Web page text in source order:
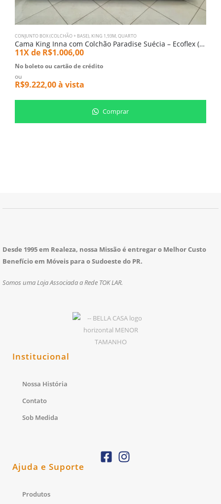
CONJUNTO BOX (COLCHÃO + BASE), KING 1,93M,QUARTO
Cama King Inna com Colchão Paradise Suécia – Ecoflex (1335-5838)
11X de R$1.006,00
No boleto ou cartão de crédito
ou
R$9.222,00à vista
Comprar
Desde 1995 em Realeza, nossa Missão é entregar o Melhor Custo
Benefício em Móveis para o Sudoeste do PR.
Somos uma Loja Associada a Rede TOK LAR.
Institucional
Nossa História
Contato
Sob Medida
Ajuda e Suporte
Produtos